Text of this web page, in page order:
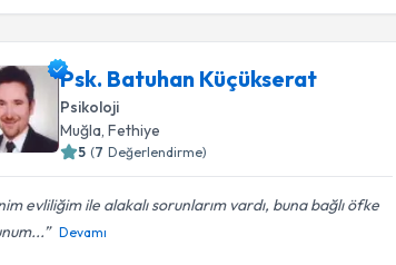
Psk. Batuhan Küçükserat
Psikoloji
Muğla , Fethiye
5 (7 Değerlendirme)
evliliğim ile alakalı sorunlarım vardı, buna bağlı öfke
Devamı